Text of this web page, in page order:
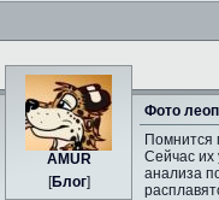
AMUR
[Блог]
Фото
Помнится
Сейчас их
анализа